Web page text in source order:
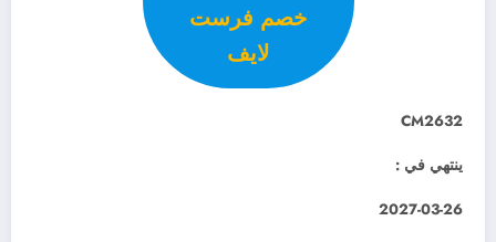
خصم فرست
لايف
CM2632
ينتهي في :
2027-03-26